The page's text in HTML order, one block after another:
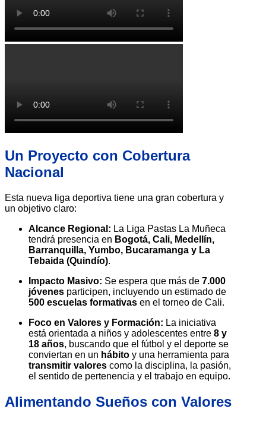
Un Proyecto con Cobertura
Nacional
Esta nueva liga deportiva tiene una gran cobertura y
un objetivo claro:
Alcance Regional: La Liga Pastas La Muñeca
tendrá presencia en Bogotá, Cali, Medellín,
Barranquilla, Yumbo, Bucaramanga y La
Tebaida (Quindío).
Impacto Masivo: Se espera que más de 7.000
jóvenes participen, incluyendo un estimado de
500 escuelas formativas en el torneo de Cali.
Foco en Valores y Formación: La iniciativa
está orientada a niños y adolescentes entre 8 y
18 años, buscando que el fútbol y el deporte se
conviertan en un hábito y una herramienta para
transmitir valores como la disciplina, la pasión,
el sentido de pertenencia y el trabajo en equipo.
Alimentando Sueños con Valores